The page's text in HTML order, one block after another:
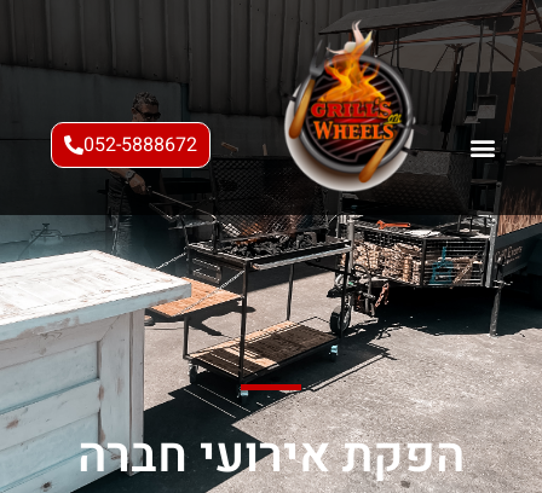
052-5888672
הפקת אירועי חברה